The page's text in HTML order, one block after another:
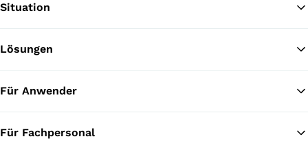
Situation
Lösungen
Für Anwender
Für Fachpersonal